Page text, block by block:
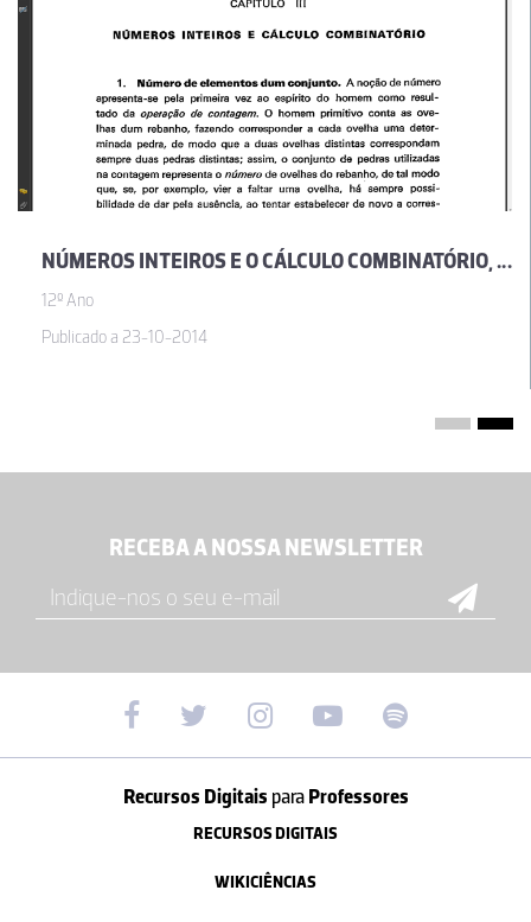
NÚMEROS INTEIROS E O CÁLCULO COMBINATÓRIO, POR JOSÉ SEBASTIÃO E SILVA
12º Ano
Publicado a 23-10-2014
RECEBA A NOSSA NEWSLETTER
Recursos Digitais paraProfessores
RECURSOS DIGITAIS
WIKICIÊNCIAS